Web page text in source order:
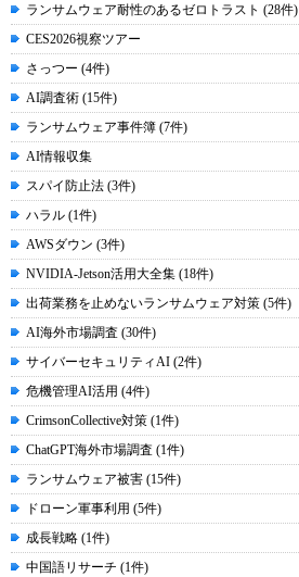
ランサムウェア耐性のあるゼロトラスト (28件)
CES2026視察ツアー
さっつー (4件)
AI調査術 (15件)
ランサムウェア事件簿 (7件)
AI情報収集
スパイ防止法 (3件)
ハラル (1件)
AWSダウン (3件)
NVIDIA-Jetson活用大全集 (18件)
出荷業務を止めないランサムウェア対策 (5件)
AI海外市場調査 (30件)
サイバーセキュリティAI (2件)
危機管理AI活用 (4件)
CrimsonCollective対策 (1件)
ChatGPT海外市場調査 (1件)
ランサムウェア被害 (15件)
ドローン軍事利用 (5件)
成長戦略 (1件)
中国語リサーチ (1件)